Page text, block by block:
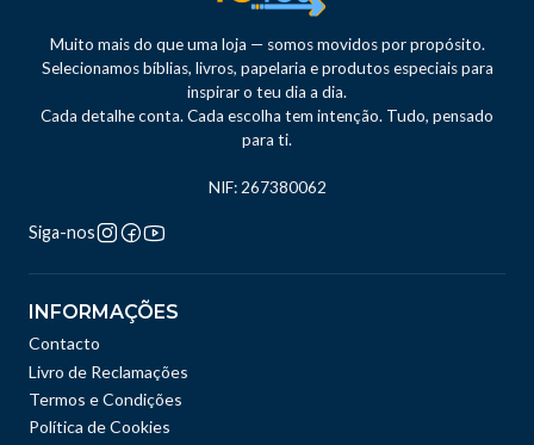
Muito mais do que uma loja — somos movidos por propósito.
Selecionamos bíblias, livros, papelaria e produtos especiais para
inspirar o teu dia a dia.
Cada detalhe conta. Cada escolha tem intenção. Tudo, pensado
para ti.
NIF: 267380062
Siga-nos
INFORMAÇÕES
Contacto
Livro de Reclamações
Termos e Condições
Política de Cookies